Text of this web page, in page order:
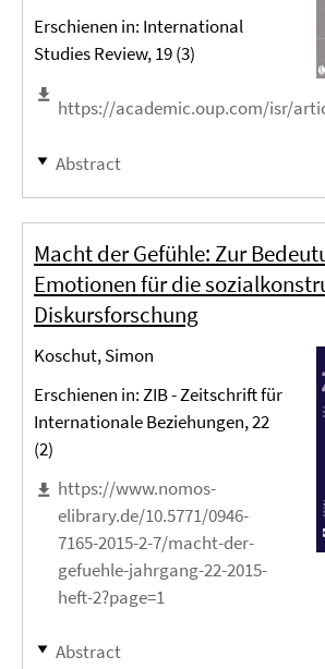
Erschienen in: International
Studies Review, 19 (3)
https://academic.oup.com/isr/
Abstract
Macht der Gefühle: Zur
Emotionen für die
Diskursforschung
Koschut, Simon
Erschienen in: ZIB - Zeitschrift für
Internationale Beziehungen, 22
(2)
https://www.nomos-
elibrary.de/10.5771/0946-
7165-2015-2-7/macht-der-
gefuehle-jahrgang-22-2015-
heft-2?page=1
Abstract